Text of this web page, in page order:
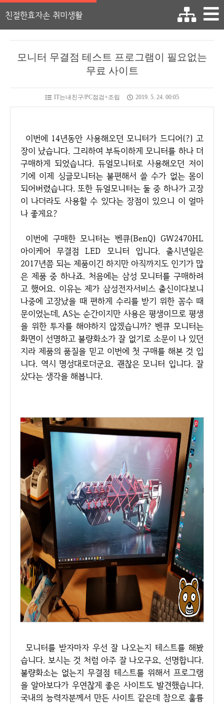
친절한효자손 취미생활
모니터 무결점 테스트 프로그램이 필요없는
무료 사이트
IT는내친구/PC점검+조립 2019. 5. 24. 00:05
이번에 14년동안 사용해오던 모니터가 드디어(?) 고
장이 났습니다. 그리하여 부득이하게 모니터를 하나 더
구매하게 되었습니다. 듀얼모니터로 사용해오던 저이
기에 이제 싱글모니터는 불편해서 쓸 수가 없는 몸이
되어버렸습니다. 또한 듀얼모니터는 둘 중 하나가 고장
이 나더라도 사용할 수 있다는 장점이 있으니 이 얼마
나 좋게요?
이번에 구매한 모니터는 벤큐(BenQ) GW2470HL
아이케어 무결점 LED 모니터 입니다. 출시년일은
2017년쯤 되는 제품이긴 하지만 아직까지도 인기가 많
은 제품 중 하나죠. 처음에는 삼성 모니터를 구매하려
고 했어요. 이유는 제가 삼성전자서비스 출신이다보니
나중에 고장났을 때 편하게 수리를 받기 위한 꼼수 때
문이었는데, AS는 순간이지만 사용은 평생이므로 평생
을 위한 투자를 해야하지 않겠습니까? 벤큐 모니터는
화면이 선명하고 불량화소가 잘 없기로 소문이 나 있던
지라 제품의 품질을 믿고 이번에 첫 구매를 해본 것 입
니다. 역시 명성대로더군요. 괜찮은 모니터 입니다. 잘
샀다는 생각을 해봅니다.
모니터를 받자마자 우선 잘 나오는지 테스트를 해봤
습니다. 보시는 것 처럼 아주 잘 나오구요, 선명합니다.
불량화소는 없는지 무결점 테스트를 위해서 프로그램
을 알아보다가 우연찮게 좋은 사이트도 발견했습니다.
국내의 능력자분께서 만든 사이트 같은데 참으로 훌륭